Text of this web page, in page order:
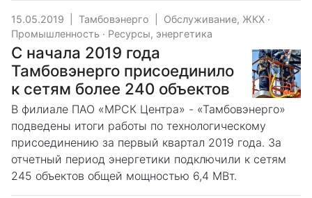
15.05.2019 Тамбовэнерго Обслуживание, ЖКХ ·
Промышленность · Ресурсы, энергетика
С начала 2019 года
Тамбовэнерго присоединило
к сетям более 240 объектов
В филиале ПАО «МРСК Центра» - «Тамбовэнерго»
подведены итоги работы по технологическому
присоединению за первый квартал 2019 года. За
отчетный период энергетики подключили к сетям
245 объектов общей мощностью 6,4 МВт.